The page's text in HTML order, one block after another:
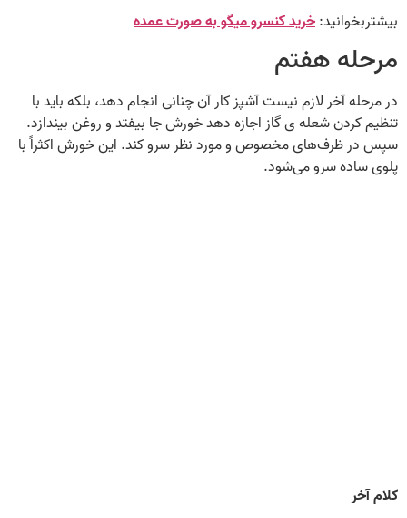
بیشتربخوانید:خرید کنسرو میگو به‌ صورت عمده
مرحله هفتم
در مرحله آخر لازم نیست آشپز کار آن‌ چنانی انجام دهد، بلکه باید با
تنظیم کردن شعله‌ ی گاز اجازه دهد خورش جا بیفتد و روغن بیندازد.
سپس در ظرف‌های مخصوص و مورد نظر سرو کند. این خورش اکثراً با
پلوی ساده سرو می‌شود.
کلام آخر